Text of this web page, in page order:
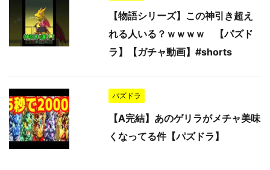
【物語シリーズ】この神引き超え
れる人いる？ｗｗｗｗ 【パズド
ラ】【ガチャ動画】#shorts
パズドラ
【A完結】あのゲリラがメチャ美味
くなってる件【パズドラ】